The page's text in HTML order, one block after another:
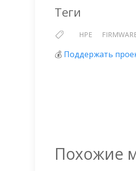
Теги
HPE
💰 Поддержать
Похожие